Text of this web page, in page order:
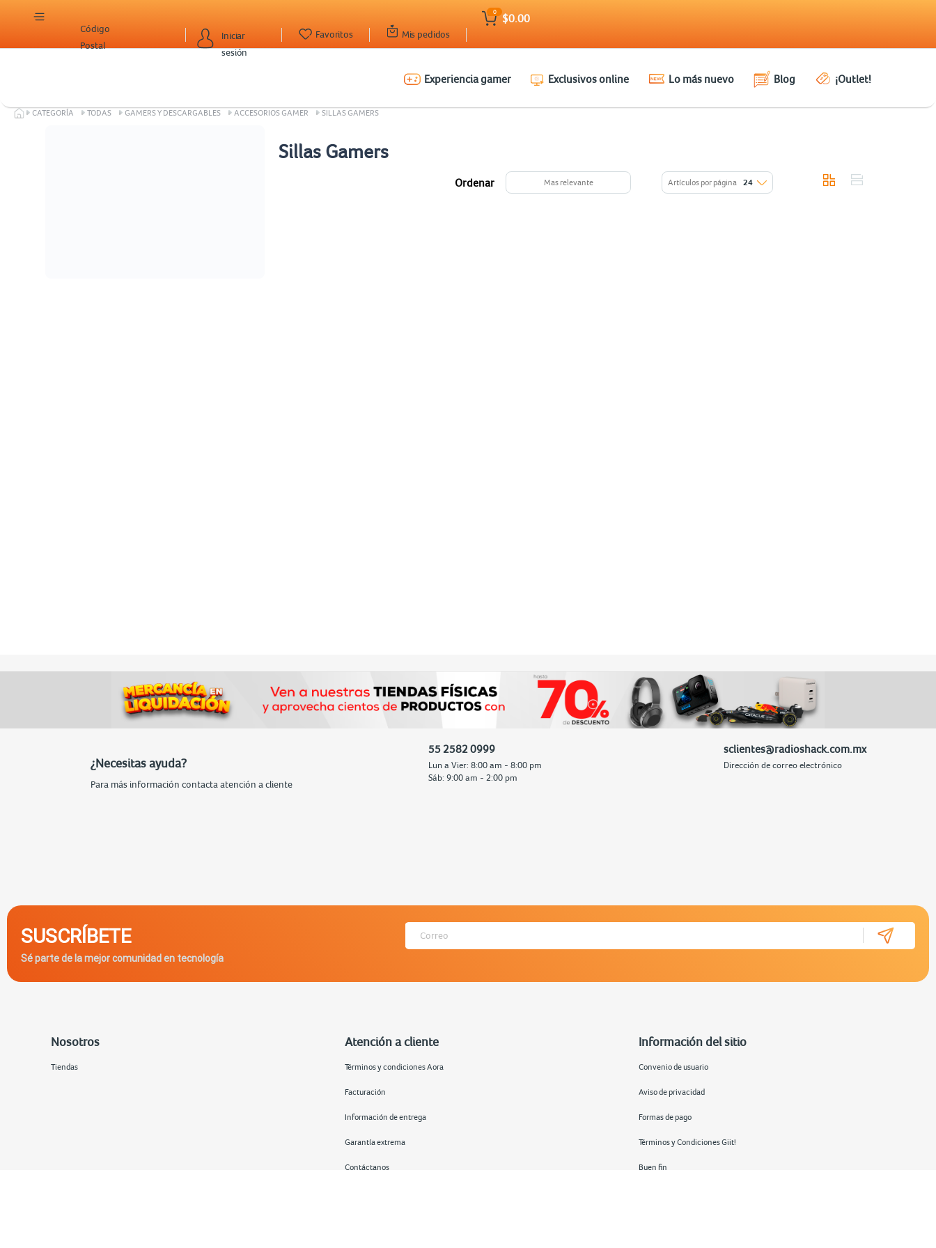
Iniciar
sesión
Código
Postal
Mis pedidos
Favoritos
0
$0.00
Experiencia gamer Exclusivos online Lo más nuevo Blog ¡Outlet!
CATEGORÍA TODAS GAMERS Y DESCARGABLES ACCESORIOS GAMER SILLAS GAMERS
Sillas Gamers
Ordenar Mas relevante Artículos por página 24
¿Necesitas ayuda?
Para más información contacta atención a cliente
55 2582 0999
Lun a Vier: 8:00 am - 8:00 pm
Sáb: 9:00 am - 2:00 pm
sclientes@radioshack.com.mx
Dirección de correo electrónico
SUSCRÍBETE
Sé parte de la mejor comunidad en tecnología
Nosotros
Tiendas
Atención a cliente
Términos y condiciones Aora
Facturación
Información de entrega
Garantía extrema
Contáctanos
Información del sitio
Convenio de usuario
Aviso de privacidad
Formas de pago
Términos y Condiciones Giit!
Buen fin